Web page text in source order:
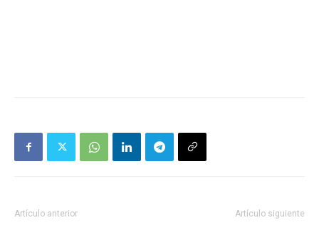
Artículo anterior Artículo siguiente